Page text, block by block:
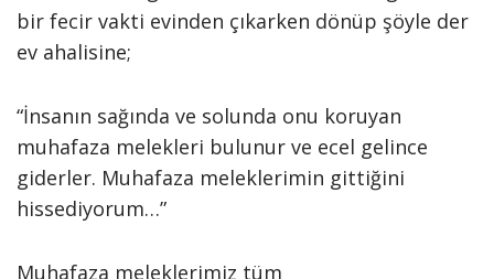
bir fecir vakti evinden çıkarken dönüp şöyle der
ev ahalisine;
“İnsanın sağında ve solunda onu koruyan
muhafaza melekleri bulunur ve ecel gelince
giderler. Muhafaza meleklerimin gittiğini
hissediyorum…”
Muhafaza meleklerimiz tüm